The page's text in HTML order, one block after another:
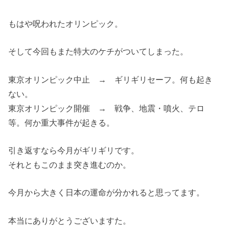
もはや呪われたオリンピック。
そして今回もまた特大のケチがついてしまった。
東京オリンピック中止 → ギリギリセーフ。何も起き
ない。
東京オリンピック開催 → 戦争、地震・噴火、テロ
等。何か重大事件が起きる。
引き返すなら今月がギリギリです。
それともこのまま突き進むのか。
今月から大きく日本の運命が分かれると思ってます。
本当にありがとうございますた。